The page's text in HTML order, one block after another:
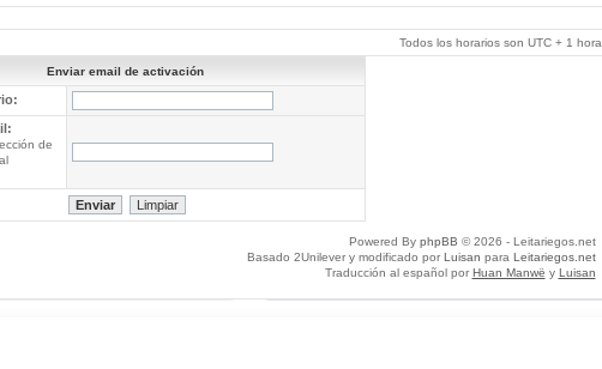
Todos los horarios son UTC + 1 hora
Enviar email de activación
de
Powered By phpBB © 2026 - Leitariegos.net
Basado 2Unilever y modificado por Luisan para Leitariegos.net
Traducción al español por Huan Manwë y Luisan